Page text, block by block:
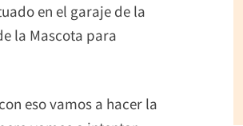
en el garaje de la
la Mascota para
eso vamos a hacer la